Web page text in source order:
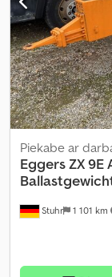
Stuhr 1 101 km
Piekabe ar
EggersZX 9E